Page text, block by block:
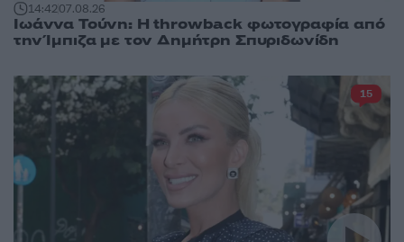
14:4207.08.26
Ιωάννα Τούνη: Η throwback φωτογραφία από
την Ίμπιζα με τον Δημήτρη Σπυριδωνίδη
15